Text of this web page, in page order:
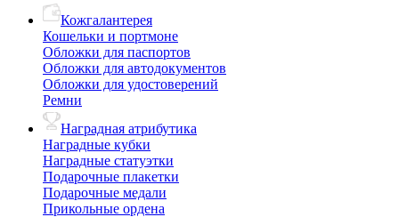
Кожгалантерея
Кошельки и портмоне
Обложки для паспортов
Обложки для автодокументов
Обложки для удостоверений
Ремни
Наградная атрибутика
Наградные кубки
Наградные статуэтки
Подарочные плакетки
Подарочные медали
Прикольные ордена